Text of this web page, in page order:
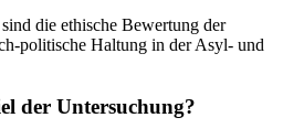
die ethische Bewertung der
politische Haltung in der Asyl- und
der Untersuchung?